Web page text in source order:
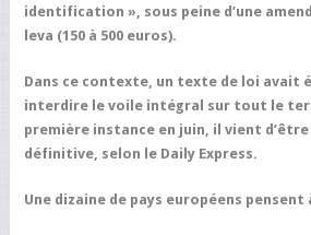
identification », sous peine d’une
leva (150 à 500 euros).
Dans ce contexte, un texte de loi avait
interdire le voile intégral sur tout le
première instance en juin, il vient
définitive, selon le Daily Express.
Une dizaine de pays européens